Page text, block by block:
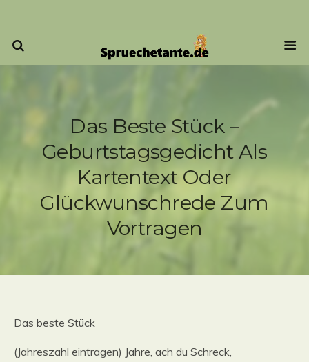
Das Beste Stück –
Geburtstagsgedicht Als
Kartentext Oder
Glückwunschrede Zum
Vortragen
Das beste Stück
(Jahreszahl eintragen) Jahre, ach du Schreck,